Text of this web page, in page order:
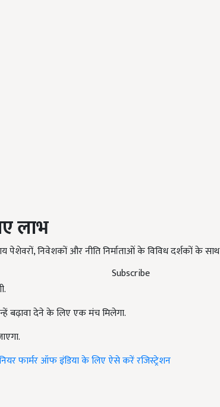
Subscribe
लाभ
पेशेवरों, निवेशकों और नीति निर्माताओं के विविध दर्शकों के साथ
बढ़ावा देने के लिए एक मंच मिलेगा.
फार्मर ऑफ इंडिया के लिए ऐसे करें रजिस्ट्रेशन